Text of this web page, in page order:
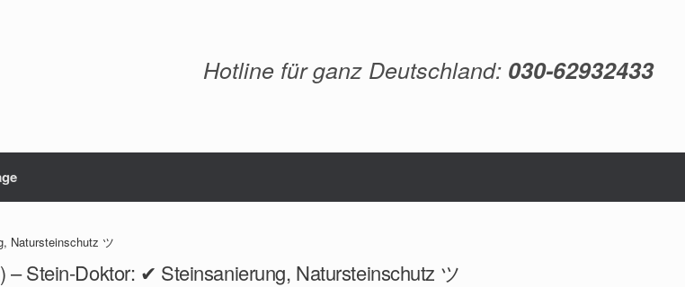
Hotline für ganz Deutschland: 030-62932433
Natursteinschutz ツ
– Stein-Doktor: ✔ Steinsanierung, Natursteinschutz ツ